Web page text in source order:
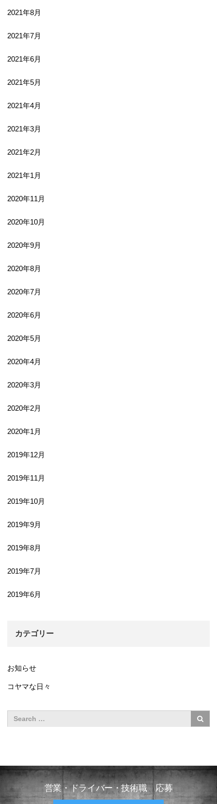
2021年8月
2021年7月
2021年6月
2021年5月
2021年4月
2021年3月
2021年2月
2021年1月
2020年11月
2020年10月
2020年9月
2020年8月
2020年7月
2020年6月
2020年5月
2020年4月
2020年3月
2020年2月
2020年1月
2019年12月
2019年11月
2019年10月
2019年9月
2019年8月
2019年7月
2019年6月
カテゴリー
お知らせ
コヤマな日々
営業・ドライバー・技術職 応募